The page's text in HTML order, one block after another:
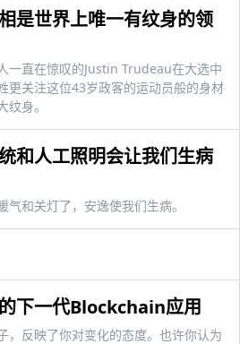
是世界上唯一有纹身的领
一直在惊叹的Justin Trudeau在大选中
更关注这位43岁政客的运动员般的身材
身。
和人工照明会让我们生病
气和关灯了，安逸使我们生病。
下一代Blockchain应用
，反映了你对变化的态度。也许你认为